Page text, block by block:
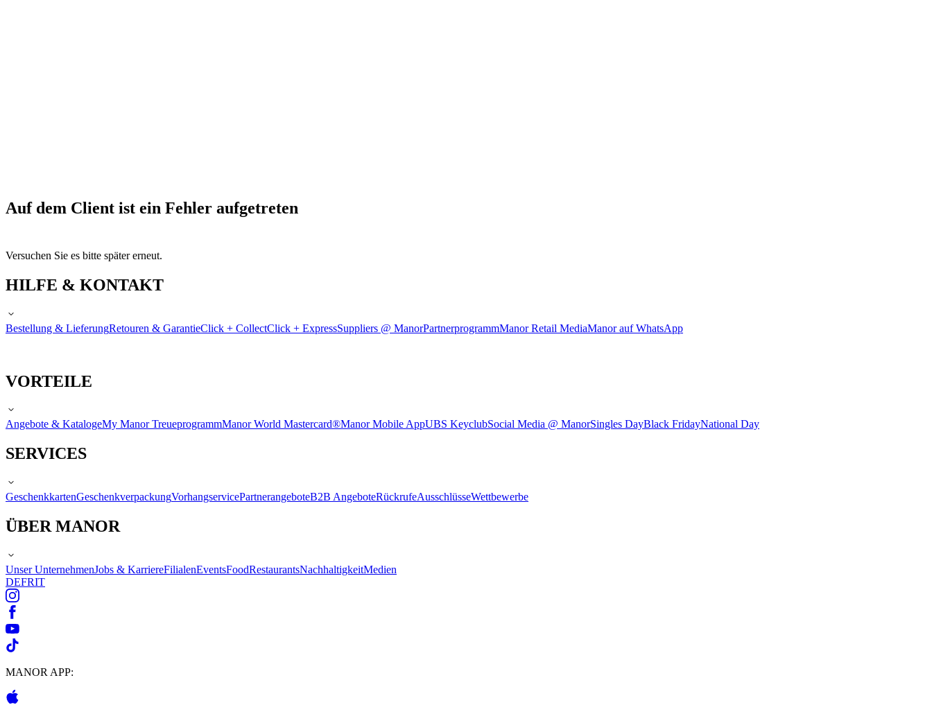
Auf dem Client ist ein Fehler aufgetreten
Versuchen Sie es bitte später erneut.
HILFE & KONTAKT
Bestellung & LieferungRetouren & GarantieClick + CollectClick + ExpressSuppliers @ ManorPartnerprogrammManor Retail MediaManor auf WhatsApp
VORTEILE
Angebote & KatalogeMy Manor TreueprogrammManor World Mastercard®Manor Mobile AppUBS KeyclubSocial Media @ ManorSingles DayBlack FridayNational Day
SERVICES
GeschenkkartenGeschenkverpackungVorhangservicePartnerangeboteB2B AngeboteRückrufeAusschlüsseWettbewerbe
ÜBER MANOR
Unser UnternehmenJobs & KarriereFilialenEventsFoodRestaurantsNachhaltigkeitMedien
DEFRIT
MANOR APP: